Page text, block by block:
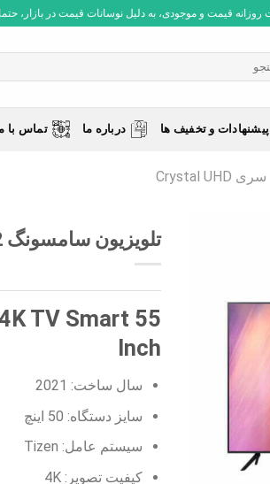
قیمت و موجودی، به دلیل نوسانات قیمت در بازار، حتما
پیشنهادات و تخفیف ها درباره ما تماس با
سری Crystal UHD
تلویزیون سامسونگ 55AU7172
TV Smart 55
Inch
سال ساخت: 2021
سایز دستگاه: 50 اینچ
سیستم عامل: Tizen
کیفیت تصویر: 4K